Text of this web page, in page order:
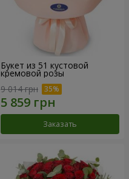
Букет из 51 кустовой
кремовой розы
9 014 грн
Заказать